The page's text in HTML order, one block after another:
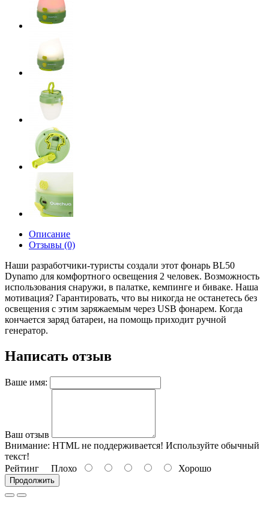
Описание
Отзывы (0)
Наши разработчики-туристы создали этот фонарь BL50
Dynamo для комфортного освещения 2 человек. Возможность
использования снаружи, в палатке, кемпинге и биваке. Наша
мотивация? Гарантировать, что вы никогда не останетесь без
освещения с этим заряжаемым через USB фонарем. Когда
кончается заряд батареи, на помощь приходит ручной
генератор.
Написать отзыв
Ваше имя:
Ваш отзыв
Внимание: HTML не поддерживается! Используйте обычный
текст!
Рейтинг Плохо Хорошо
Продолжить